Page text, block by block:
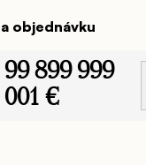
objednávku
99 899 999
001 €